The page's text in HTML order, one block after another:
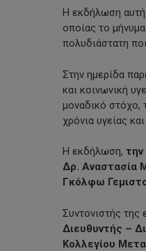
Η εκδήλωση αυτή
οποίας το μήνυμα
πολυδιάστατη
Στην ημερίδα
και κοινωνική
μοναδικό στόχο,
χρόνια υγείας
Η εκδήλωση, την
Δρ. Αναστασία
Γκόλφω
Συντονιστής
Διευθυντής –
Κολλεγίου